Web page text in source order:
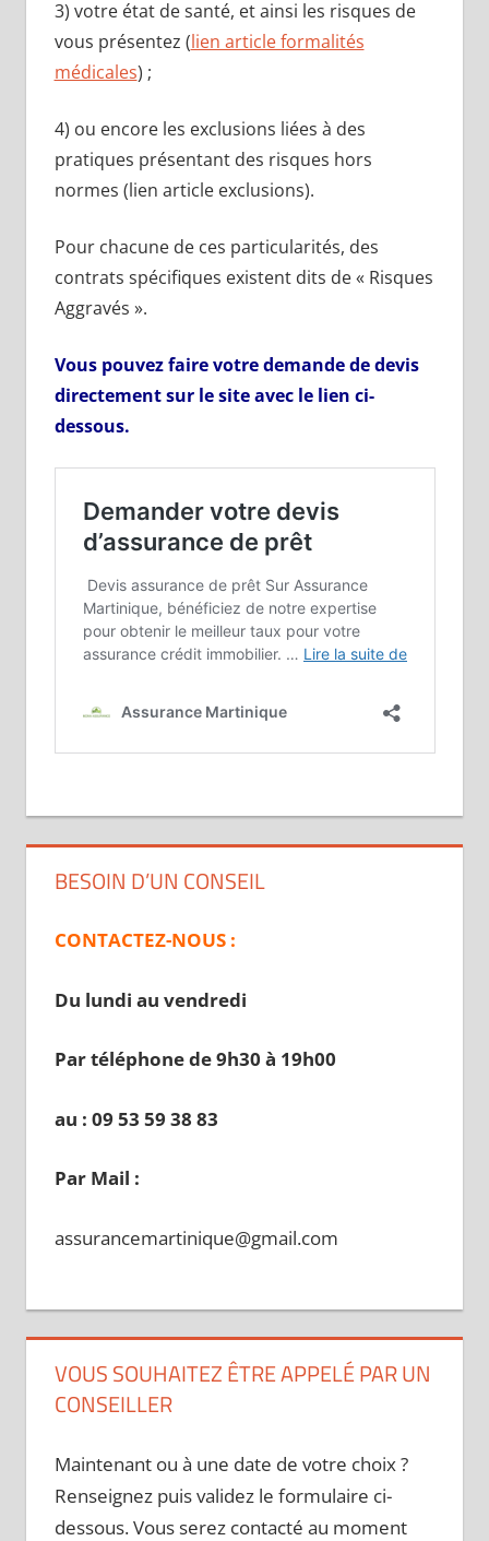
3) votre état de santé, et ainsi les risques de
vous présentez (lien article formalités
médicales) ;
4) ou encore les exclusions liées à des
pratiques présentant des risques hors
normes (lien article exclusions).
Pour chacune de ces particularités, des
contrats spécifiques existent dits de « Risques
Aggravés ».
Vous pouvez faire votre demande de devis
directement sur le site avec le lien ci-
dessous.
BESOIN D’UN CONSEIL
CONTACTEZ-NOUS :
Du lundi au vendredi
Par téléphone de 9h30 à 19h00
au : 09 53 59 38 83
Par Mail :
assurancemartinique@gmail.com
VOUS SOUHAITEZ ÊTRE APPELÉ PAR UN
CONSEILLER
Maintenant ou à une date de votre choix ?
Renseignez puis validez le formulaire ci-
dessous. Vous serez contacté au moment